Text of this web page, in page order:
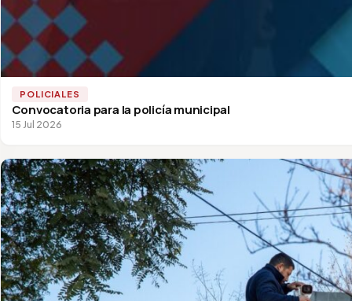
POLICIALES
Convocatoria para la policía municipal
15 Jul 2026